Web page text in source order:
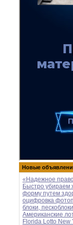
Новые
«Надежное
Быстро убираем
форму путем
оцифровка
блоки,
Американские
Florida Lotto New